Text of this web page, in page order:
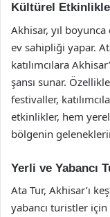
Kültürel
Akhisar, yıl
ev sahipliği yapar.
katılımcılara
şansı sunar.
festivaller,
etkinlikler, hem
bölgenin
Yerli ve Yabancı
Ata Tur, Akhisar’ı
yabancı turistler